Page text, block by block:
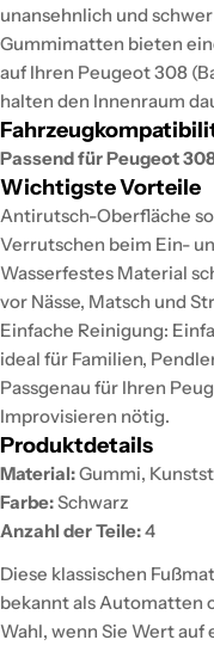
unansehnlich und
Gummimatten bieten
auf Ihren Peugeot 308
halten den Innenraum
Passend für Peugeot
Wichtigste Vorteile
Antirutsch-Oberfläche
Verrutschen beim Ein-
Wasserfestes Material
vor Nässe, Matsch und
Einfache Reinigung:
ideal für Familien,
Passgenau für Ihren
Improvisieren nötig.
Produktdetails
Material:Gummi,
Farbe:Schwarz
Anzahl der Teile:4
Diese klassischen
bekannt als Automatten
Wahl, wenn Sie Wert